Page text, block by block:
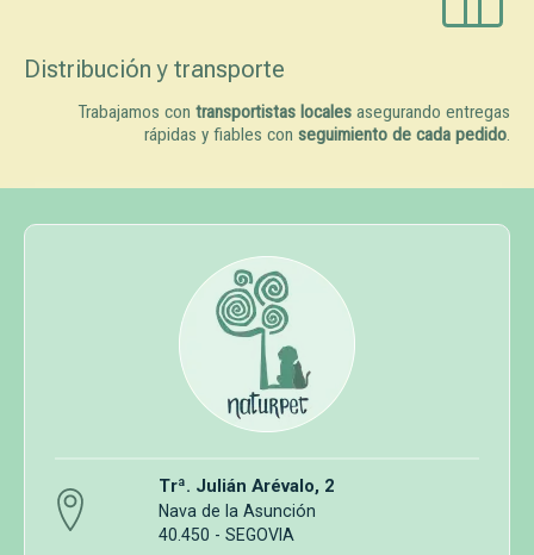
Distribución y transporte
Trabajamos con transportistas locales asegurando entregas
rápidas y fiables con seguimiento de cada pedido.
Trª. Julián Arévalo, 2
Nava de la Asunción
40.450 - SEGOVIA